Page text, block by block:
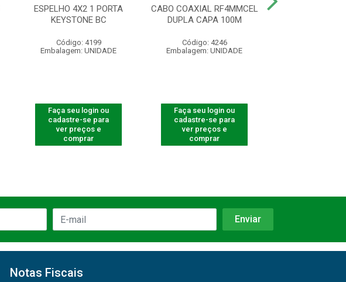
ESPELHO 4X2 1 PORTA
KEYSTONE BC
Código: 4199
Embalagem: UNIDADE
Faça seu login ou
cadastre-se para
ver preços e
comprar
CABO COAXIAL RF4MMCEL
DUPLA CAPA 100M
Código: 4246
Embalagem: UNIDADE
Faça seu login ou
cadastre-se para
ver preços e
comprar
Notas Fiscais